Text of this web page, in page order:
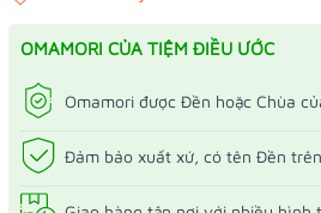
OMAMORI CỦA TIỆM ĐIỀU ƯỚC
Omamori được Đền hoặc Chùa
Đảm bảo xuất xứ, có tên Đền